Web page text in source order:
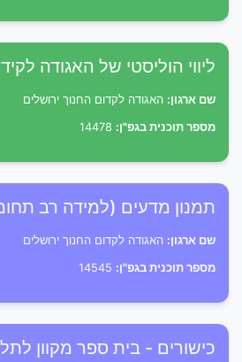
ליווי הוליסטי של האגודה
שם ארגון: האגודה לקדום החנוך ירושלים
מספר תוכנית בגפ"ן:
תמנון מדעים (למידה רב
שם ארגון: האגודה לקדום החנוך ירושלים
מספר תוכנית בגפ"ן:
כישורים - בית ספר מקוון